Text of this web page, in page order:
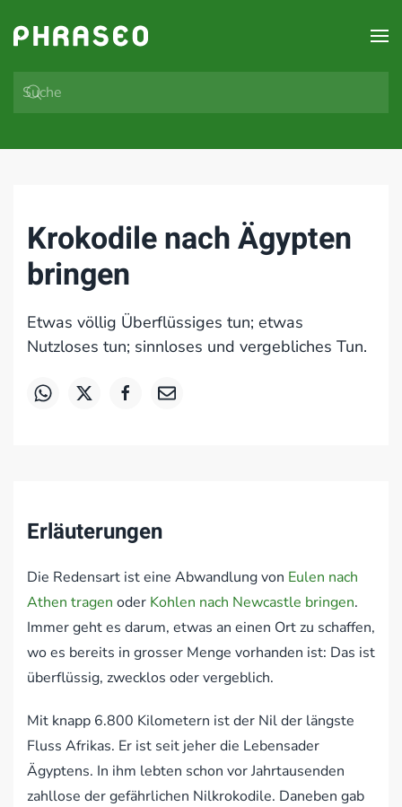
Zum Hauptinhalt springen
Krokodile nach Ägypten
bringen
Etwas völlig Überflüssiges tun; etwas
Nutzloses tun; sinnloses und vergebliches Tun.
Erläuterungen
Die Redensart ist eine Abwandlung von Eulen nach
Athen tragen oder Kohlen nach Newcastle bringen.
Immer geht es darum, etwas an einen Ort zu schaffen,
wo es bereits in grosser Menge vorhanden ist: Das ist
überflüssig, zwecklos oder vergeblich.
Mit knapp 6.800 Kilometern ist der Nil der längste
Fluss Afrikas. Er ist seit jeher die Lebensader
Ägyptens. In ihm lebten schon vor Jahrtausenden
zahllose der gefährlichen Nilkrokodile. Daneben gab